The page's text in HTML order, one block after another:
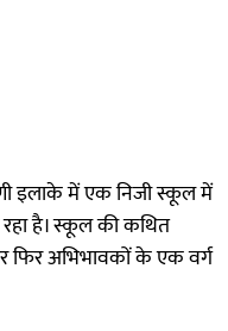
इलाके में एक निजी स्कूल में
रहा है। स्कूल की कथित
फिर अभिभावकों के एक वर्ग